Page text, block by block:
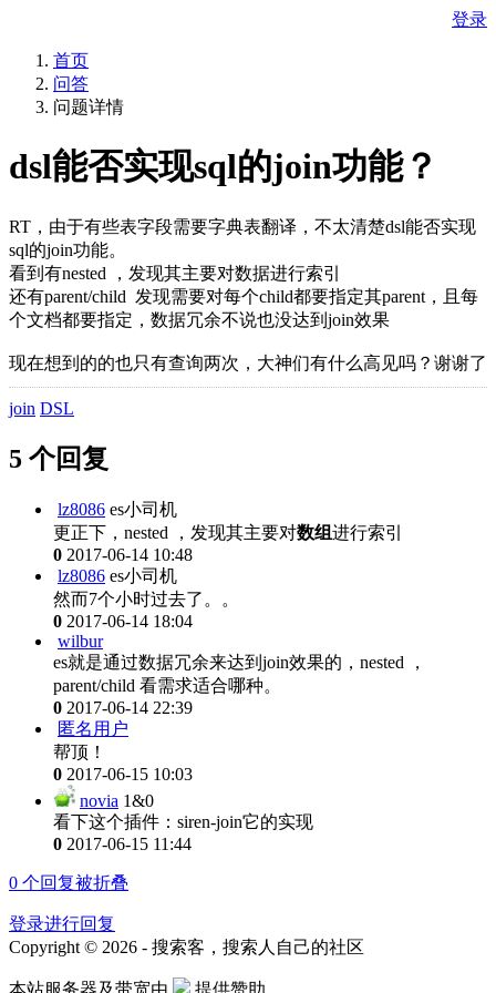
登录
首页
问答
问题详情
dsl能否实现sql的join功能？
RT，由于有些表字段需要字典表翻译，不太清楚dsl能否实现
sql的join功能。
看到有nested ，发现其主要对数据进行索引
还有parent/child 发现需要对每个child都要指定其parent，且每
个文档都要指定，数据冗余不说也没达到join效果
现在想到的的也只有查询两次，大神们有什么高见吗？谢谢了
join DSL
5 个回复
lz8086 es小司机
更正下，nested ，发现其主要对数组进行索引
0 2017-06-14 10:48
lz8086 es小司机
然而7个小时过去了。。
0 2017-06-14 18:04
wilbur
es就是通过数据冗余来达到join效果的，nested ，
parent/child 看需求适合哪种。
0 2017-06-14 22:39
匿名用户
帮顶！
0 2017-06-15 10:03
novia 1&0
看下这个插件：siren-join它的实现
0 2017-06-15 11:44
0 个回复被折叠
登录进行回复
Copyright © 2026 - 搜索客，搜索人自己的社区
本站服务器及带宽由 提供赞助